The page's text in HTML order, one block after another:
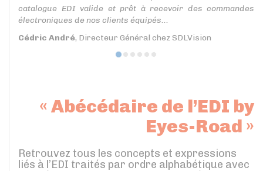
catalogue EDI valide et prêt à recevoir des commandes
électroniques de nos clients équipés...
Cédric André, Directeur Général chez SDLVision
« Abécédaire de l’EDI by
Eyes-Road »
Retrouvez tous les concepts et expressions
liés à l’EDI traités par ordre alphabétique avec